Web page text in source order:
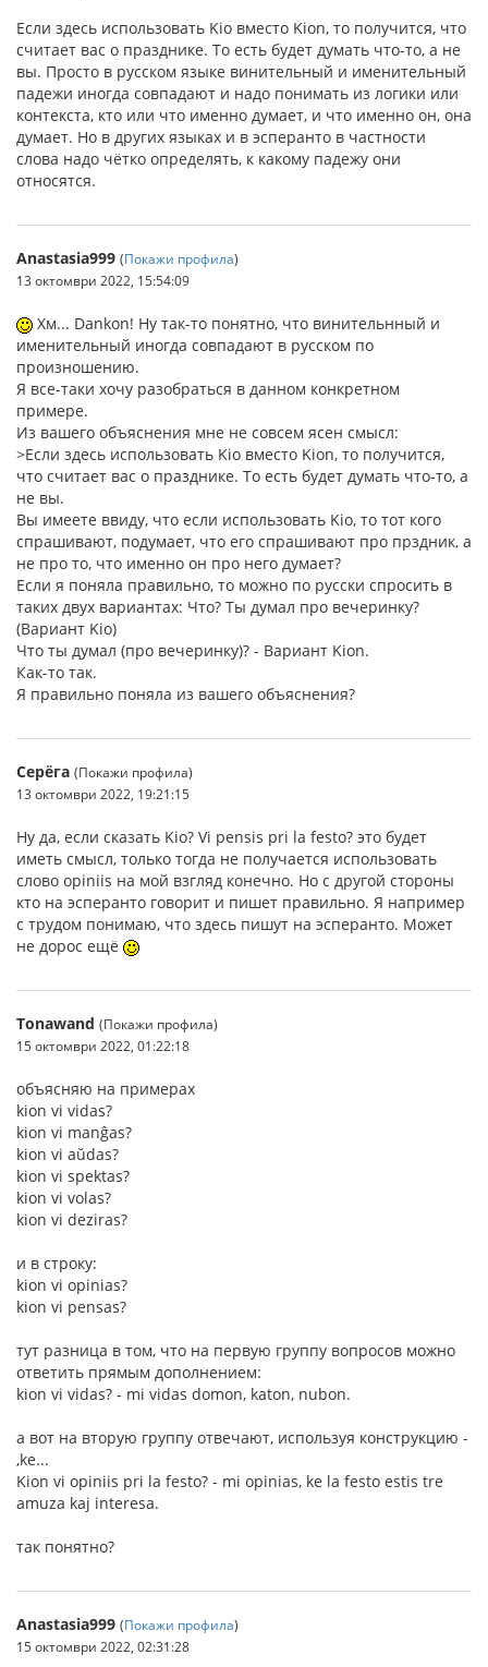
Если здесь использовать Kio вместо Kion, то получится, что
считает вас о празднике. То есть будет думать что-то, а не
вы. Просто в русском языке винительный и именительный
падежи иногда совпадают и надо понимать из логики или
контекста, кто или что именно думает, и что именно он, она
думает. Но в других языках и в эсперанто в частности
слова надо чётко определять, к какому падежу они
относятся.
Anastasia999 (Покажи профила)
13 октомври 2022, 15:54:09
Хм... Dankon! Ну так-то понятно, что винительнный и
именительный иногда совпадают в русском по
произношению.
Я все-таки хочу разобраться в данном конкретном
примере.
Из вашего объяснения мне не совсем ясен смысл:
>Если здесь использовать Kio вместо Kion, то получится,
что считает вас о празднике. То есть будет думать что-то, а
не вы.
Вы имеете ввиду, что если использовать Kio, то тот кого
спрашивают, подумает, что его спрашивают про прздник, а
не про то, что именно он про него думает?
Если я поняла правильно, то можно по русски спросить в
таких двух вариантах: Что? Ты думал про вечеринку?
(Вариант Kio)
Что ты думал (про вечеринку)? - Вариант Kion.
Как-то так.
Я правильно поняла из вашего объяснения?
Серёга (Покажи профила)
13 октомври 2022, 19:21:15
Ну да, если сказать Kio? Vi pensis pri la festo? это будет
иметь смысл, только тогда не получается использовать
слово opiniis на мой взгляд конечно. Но с другой стороны
кто на эсперанто говорит и пишет правильно. Я например
с трудом понимаю, что здесь пишут на эсперанто. Может
не дорос ещё
Tonawand (Покажи профила)
15 октомври 2022, 01:22:18
объясняю на примерах
kion vi vidas?
kion vi manĝas?
kion vi aŭdas?
kion vi spektas?
kion vi volas?
kion vi deziras?
и в строку:
kion vi opinias?
kion vi pensas?
тут разница в том, что на первую группу вопросов можно
ответить прямым дополнением:
kion vi vidas? - mi vidas domon, katon, nubon.
а вот на вторую группу отвечают, используя конструкцию -
,ke...
Kion vi opiniis pri la festo? - mi opinias, ke la festo estis tre
amuza kaj interesa.
так понятно?
Anastasia999 (Покажи профила)
15 октомври 2022, 02:31:28